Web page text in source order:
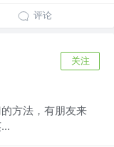
评论
关注
方法，有朋友来